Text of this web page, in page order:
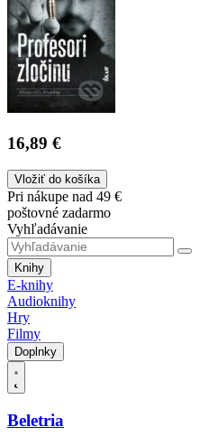
16,89 €
Vložiť do košíka
Pri nákupe nad 49 €
poštovné zadarmo
Vyhľadávanie
Knihy
E-knihy
Audioknihy
Hry
Filmy
Doplnky
Beletria